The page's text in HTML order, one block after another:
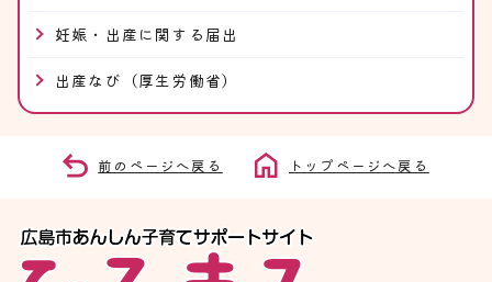
妊娠・出産に関する届出
出産なび（厚生労働省）
前のページへ戻る トップページへ戻る